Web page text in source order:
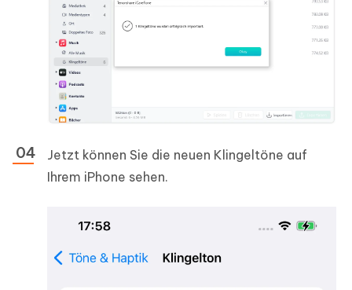
Jetzt können Sie die neuen Klingeltöne auf
Ihrem iPhone sehen.